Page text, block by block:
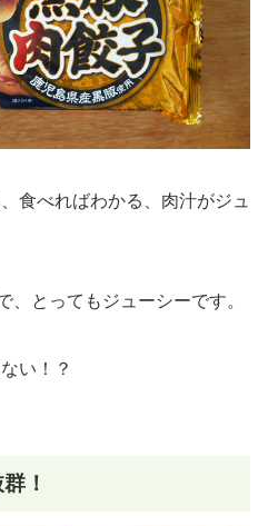
食べればわかる、肉汁がジュ
、とってもジューシーです。
い！？
！